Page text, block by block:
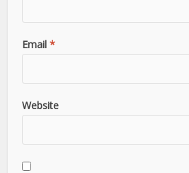
Email *
Website